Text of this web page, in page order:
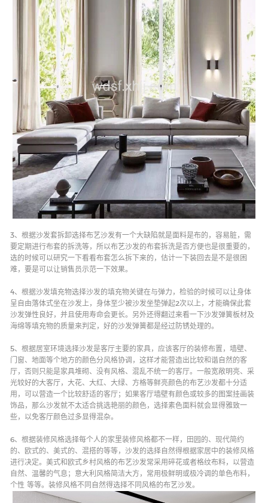
小件
smallware New product
餐椅
dining chair
休闲椅
recliner
餐桌柜
Dining table with
3、根据沙发套拆卸选择布艺沙发有一个大缺陷就是面料是布的，容易脏，需
要定期进行布套的拆洗等，所以布艺沙发的布套拆洗是否方便也是很重要的，
选的时候可以研究一下看看布套怎么拆下来的，估计一下装回去是不是很困
难，要是可以让销售员示范一下效果。
4、根据沙发填充物选择沙发的填充物关键在与弹力，检验的时候可以让身体
呈自由落体式坐在沙发上，身体至少被沙发坐垫弹起2次以上，才能确保此套
沙发弹性良好，并且使用寿命会更长。另外还得翻过来看一下沙发弹簧板材及
海绵等填充物的质量来判定，好的沙发弹簧都是经过防锈处理的。
5、根据居室环境选择沙发是客厅主要的家具，应该客厅的装修布置，墙壁、
门窗、地面等个地方的颜色分风格协调，这样才能营造出比较和谐自然的客
厅，否则只能是家具堆砌、没有风格、混乱不统一的客厅。一般宽敞明亮、采
光较好的大客厅，大花、大红、大绿、方格等鲜亮颜色的布艺沙发都十分适
用，可以营造一个比较舒适的客厅；如果客厅墙壁有颜色或较多的图案挂画装
饰品，那么沙发就不太适合挑选艳丽的颜色，选择素色面料就会显得雅致一
些，以免客厅颜色过多显得混杂。
6、根据装修风格选择每个人的家里装修风格都不一样，田园的、现代简约
的、欧式的、美式的、混搭的等等，沙发的选择自然得根据家居中的装修风格
进行决定。美式和欧式乡村风格的布艺沙发常采用碎花或者格纹布料，以营造
自然、温馨的气息；意大利风格简洁大方，常用极鲜明或极冷调的单色布料，
个性 等等。装修风格不同自然得选择不同风格的布艺沙发。